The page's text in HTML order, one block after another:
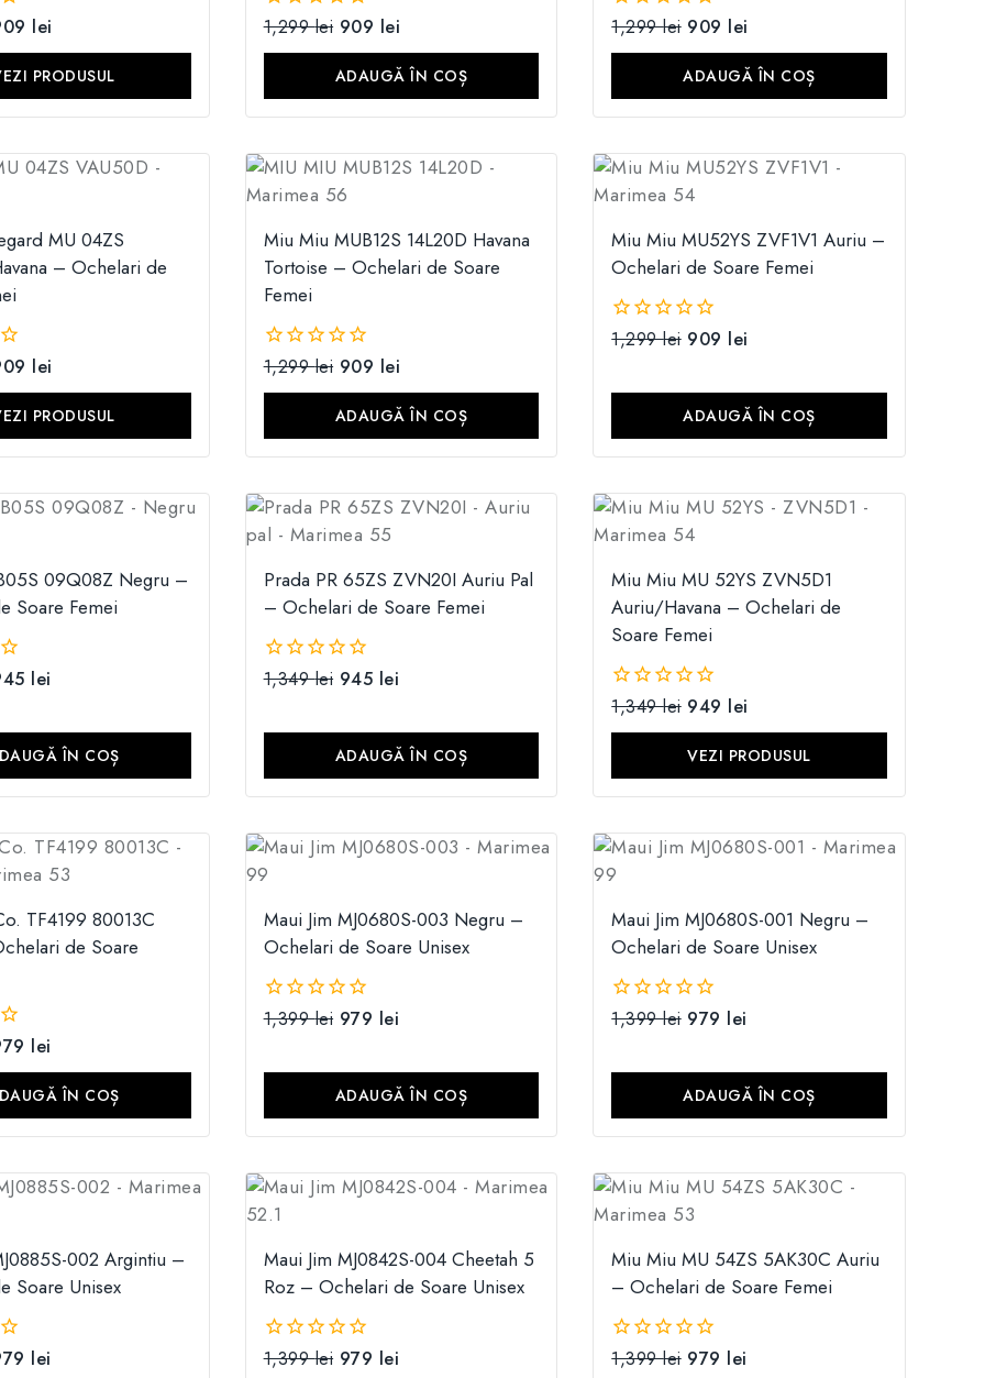
lei
PRODUSUL
0
1,299lei 909 lei
ADAUGĂ ÎN COȘ
0
1,299lei 909 lei
ADAUGĂ ÎN COȘ
MU 04ZS
– Ochelari de
lei
PRODUSUL
Miu Miu MUB12S 14L20D Havana
Tortoise – Ochelari de Soare
Femei
0
1,299lei 909 lei
ADAUGĂ ÎN COȘ
Miu Miu MU52YS ZVF1V1 Auriu –
Ochelari de Soare Femei
0
1,299lei 909 lei
ADAUGĂ ÎN COȘ
09Q08Z Negru –
Soare Femei
lei
ÎN COȘ
Prada PR 65ZS ZVN20I Auriu Pal
– Ochelari de Soare Femei
0
1,349lei 945 lei
ADAUGĂ ÎN COȘ
Miu Miu MU 52YS ZVN5D1
Auriu/Havana – Ochelari de
Soare Femei
0
1,349lei 949 lei
VEZI PRODUSUL
TF4199 80013C
de Soare
lei
ÎN COȘ
Maui Jim MJ0680S-003 Negru –
Ochelari de Soare Unisex
0
1,399lei 979 lei
ADAUGĂ ÎN COȘ
Maui Jim MJ0680S-001 Negru –
Ochelari de Soare Unisex
0
1,399lei 979 lei
ADAUGĂ ÎN COȘ
002 Argintiu –
Soare Unisex
lei
Maui Jim MJ0842S-004 Cheetah 5
Roz – Ochelari de Soare Unisex
0
1,399lei 979 lei
Miu Miu MU 54ZS 5AK30C Auriu
– Ochelari de Soare Femei
0
1,399lei 979 lei